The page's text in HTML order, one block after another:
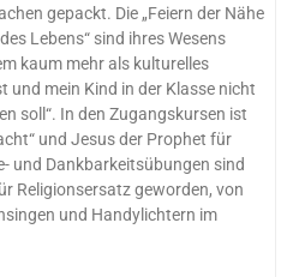
gepackt. Die „Feiern der Nähe
Lebens“ sind ihres Wesens
kaum mehr als kulturelles
und mein Kind in der Klasse nicht
soll“. In den Zugangskursen ist
und Jesus der Prophet für
und Dankbarkeitsübungen sind
Religionsersatz geworden, von
und Handylichtern im